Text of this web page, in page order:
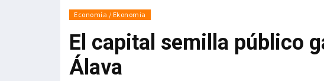
Economía / Ekonomia
El capital semilla público
Álava